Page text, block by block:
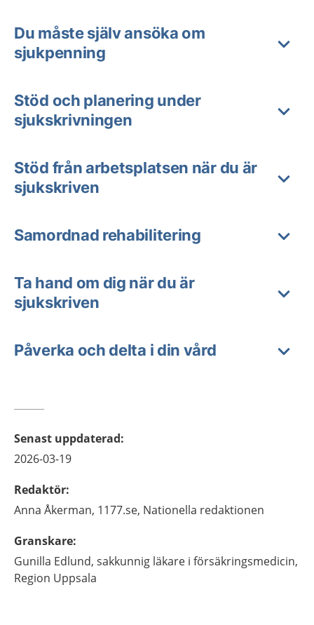
Du måste själv ansöka om
sjukpenning
Stöd och planering under
sjukskrivningen
Stöd från arbetsplatsen när du är
sjukskriven
Samordnad rehabilitering
Ta hand om dig när du är
sjukskriven
Påverka och delta i din vård
Senast uppdaterad:
2026-03-19
Redaktör:
Anna Åkerman, 1177.se, Nationella redaktionen
Granskare:
Gunilla Edlund, sakkunnig läkare i försäkringsmedicin,
Region Uppsala